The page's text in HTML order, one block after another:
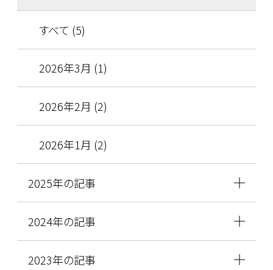
すべて (5)
2026年3月 (1)
2026年2月 (2)
2026年1月 (2)
2025年の記事
2024年の記事
2023年の記事